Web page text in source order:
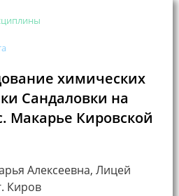
химических
Сандаловки на
Макарье Кировской
Алексеевна, Лицей
Киров